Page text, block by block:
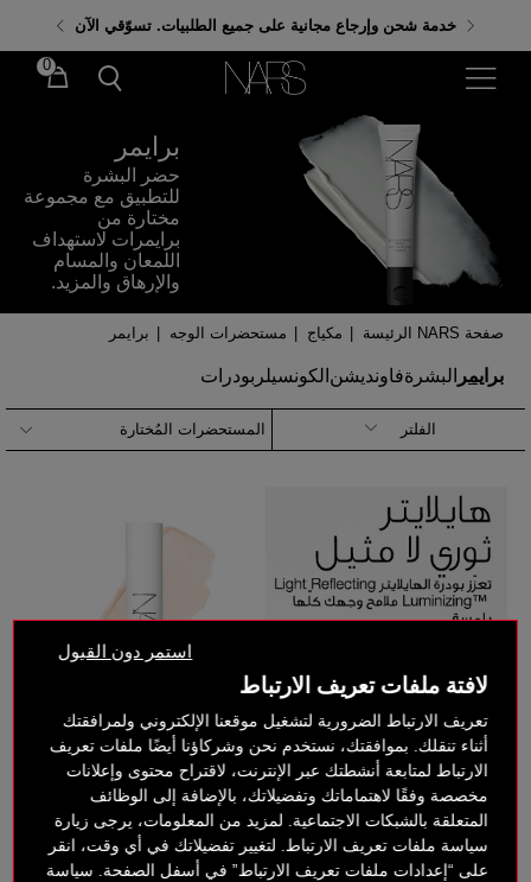
احصلي على هدايا مجانية عند إنفاق 350 ر.س. باستخدام
الكود: GIFTS
خدمة شحن وإرجاع مجانية على جميع الطلبيات. تسوّقي الآن
0
استمر دون القبول
لافتة ملفات تعريف الارتباط
تعريف الارتباط الضرورية لتشغيل موقعنا الإلكتروني ولمرافقتك
أثناء تنقلك. بموافقتك، نستخدم نحن وشركاؤنا أيضًا ملفات تعريف
الارتباط لمتابعة أنشطتك عبر الإنترنت، لاقتراح محتوى وإعلانات
مخصصة وفقًا لاهتماماتك وتفضيلاتك، بالإضافة إلى الوظائف
المتعلقة بالشبكات الاجتماعية. لمزيد من المعلومات، يرجى زيارة
سياسة ملفات تعريف الارتباط. لتغيير تفضيلاتك في أي وقت، انقر
على “إعدادات ملفات تعريف الارتباط” في أسفل الصفحة. سياسة
برايمر
حضر البشرة
للتطبيق مع مجموعة
مختارة من
برايمرات لاستهداف
اللمعان والمسام
والإرهاق والمزيد.
صفحة NARS الرئيسة مكياج مستحضرات الوجه برايمر
برايمر البشرةفاونديشن الكونسيلر بودرات
الفلتر
جديد
برايمر ™LIGHT
REFLECTING المرطّب
‎ ⃁ 246 ‎